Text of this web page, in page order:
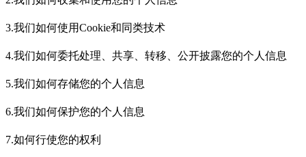
3.我们如何使用Cookie和同类技术
4.我们如何委托处理、共享、转移、公开披露您的个人信息
5.我们如何存储您的个人信息
6.我们如何保护您的个人信息
7.如何行使您的权利